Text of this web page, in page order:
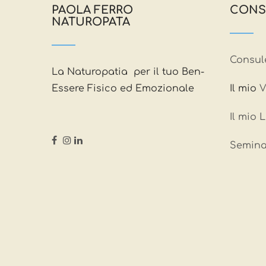
PAOLA FERRO
NATUROPATA
La Naturopatia per il tuo Ben-
Essere Fisico ed Emozionale
Il mio
Il mio